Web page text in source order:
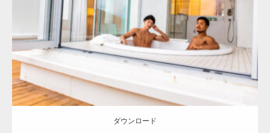
Category: ホテルのマッチョ オレンジの人
AKIHITO(細マッチョ)
TOSHI(大胸筋)
宗像 (福岡)
ダウンロード
ダウンロード